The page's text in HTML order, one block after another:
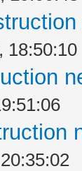
18:50:10